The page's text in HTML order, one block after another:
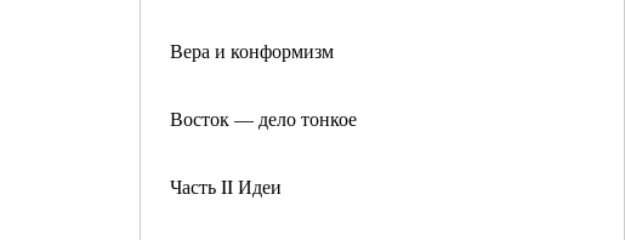
Вера и конформизм
Восток — дело тонкое
Часть II Идеи